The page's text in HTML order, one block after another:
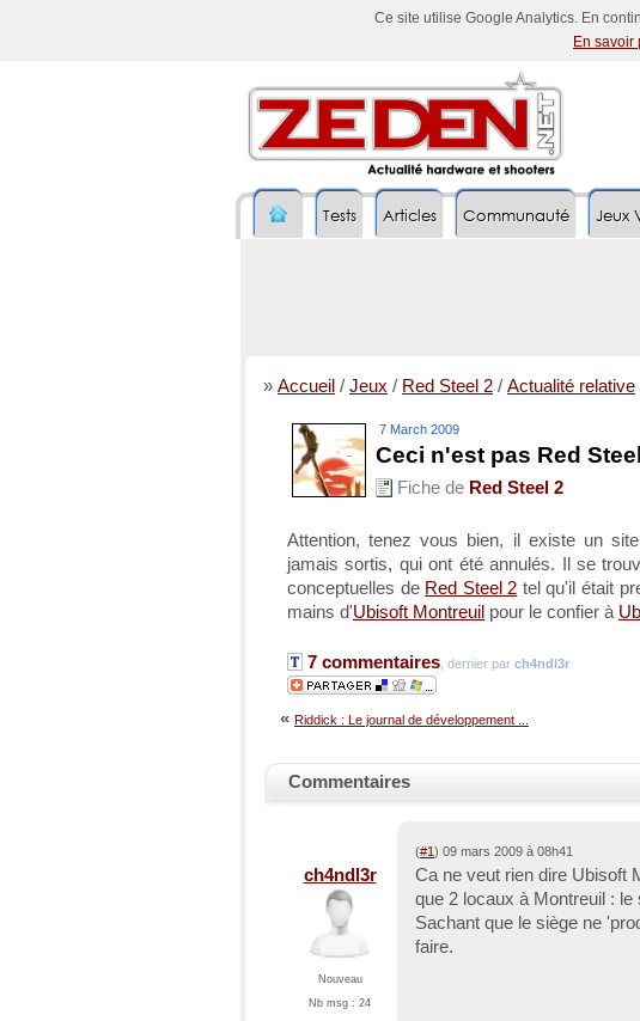
Ce site utilise Google Analytics. En
En savoir
Tests Articles Communauté Jeux
» Accueil / Jeux / Red Steel 2 / Actualité relative
7 March 2009
Ceci n'est pas Red
Fiche de Red Steel 2
Attention, tenez vous bien, il existe un
jamais sortis, qui ont été annulés. Il se
conceptuelles de Red Steel 2 tel qu'il était
mains d'Ubisoft Montreuil pour le confier à
7 commentaires , dernier par ch4ndl3r
« Riddick : Le journal de développement ...
Commentaires
ch4ndl3r
Nouveau
Nb msg : 24
(#1) 09 mars 2009 à 08h41
Ca ne veut rien dire Ubisoft
que 2 locaux à Montreuil :
Sachant que le siège ne
faire.